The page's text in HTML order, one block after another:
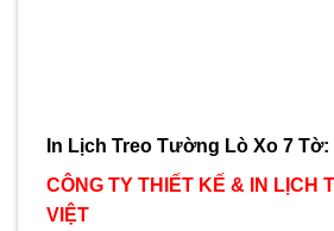
In Lịch Treo Tường Lò Xo 7 Tờ:
CÔNG TY THIẾT KẾ & IN LỊCH
VIỆT